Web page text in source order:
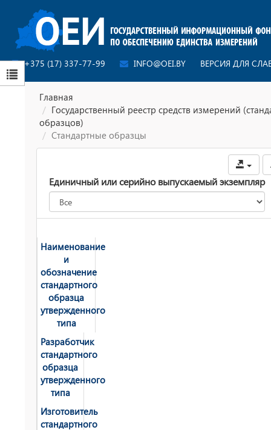
+375 (17) 337-77-99 INFO@OEI.BY ВЕРСИЯ ДЛЯ
Главная
Государственный реестр средств измерений
образцов)
Стандартные образцы
Единичный или серийно выпускаемый экземпляр
Наименование
и
обозначение
стандартного
образца
утвержденного
типа
Разработчик
стандартного
образца
утвержденного
типа
Изготовитель
стандартного